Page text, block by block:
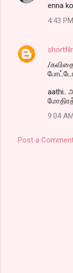
enna
4:43 PM
/
aathi..
9:04 AM
Post a